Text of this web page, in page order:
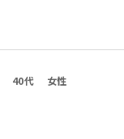
40代 女性